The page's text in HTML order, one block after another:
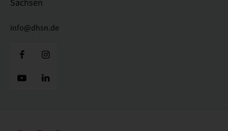
Sachsen
info@dhsn.de